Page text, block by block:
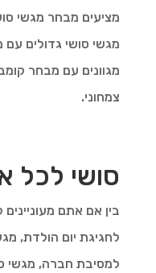
מגוונים עם מבחר
צמחוני.
סושי לכל
בין אם אתם
לחגיגת יום הולדת,
למסיבת חברה, מגשי